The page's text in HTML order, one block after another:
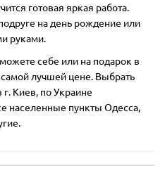
готовая яркая работа.
на день рождение или
руками.
себе или на подарок в
лучшей цене. Выбрать
Киев, по Украине
населенные пункты Одесса,